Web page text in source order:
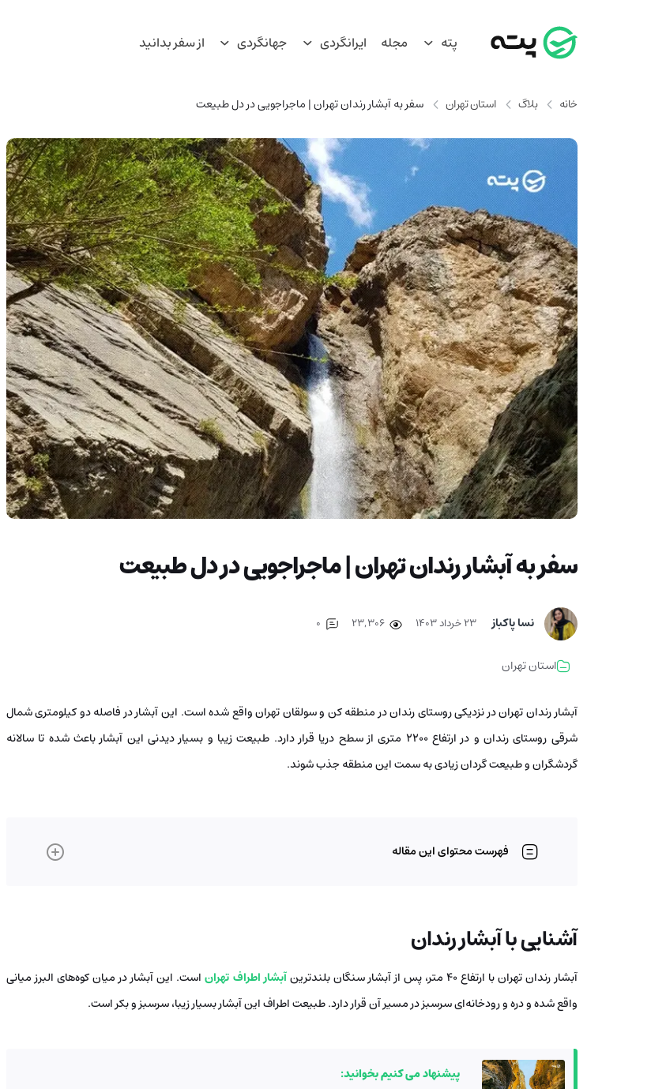
پته مجله ایرانگردی جهانگردی از سفر بدانید
خانه بلاگ استان تهران سفر به آبشار رندان تهران | ماجراجویی در دل طبیعت
سفر به آبشار رندان تهران | ماجراجویی در دل طبیعت
نسا پاکباز ۲۳ خرداد ۱۴۰۳ 23,306
استان تهران
آبشار رندان تهران در نزدیکی روستای رندان در منطقه کن و سولقان تهران واقع شده است. این آبشار در فاصله دو کیلومتری شمال
شرقی روستای رندان و در ارتفاع 2200 متری از سطح دریا قرار دارد. طبیعت زیبا و بسیار دیدنی این آبشار باعث شده تا سالانه
گردشگران و طبیعت‌ گردان زیادی به سمت این منطقه جذب شوند.
فهرست محتوای این مقاله
آشنایی با آبشار رندان
آبشار رندان تهران با ارتفاع 40 متر، پس از آبشار سنگان بلندترین آبشار اطراف تهراناست. این آبشار در میان کوه‌های البرز میانی
واقع شده و دره و رودخانه‌ای سرسبز در مسیر آن قرار دارد. طبیعت اطراف این آبشار بسیار زیبا، سرسبز و بکر است.
پیشنهاد می کنیم بخوانید: